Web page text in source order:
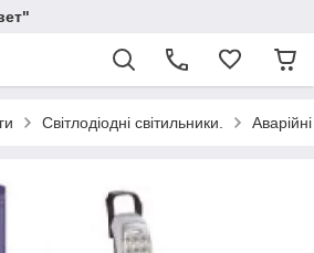
Світлодіодні світильники.